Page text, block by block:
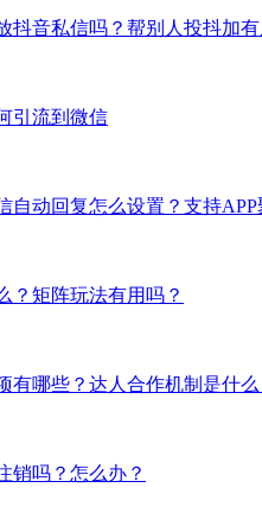
抖音私信吗？帮别人投抖加有
引流到微信
自动回复怎么设置？支持APP
？矩阵玩法有用吗？
有哪些？达人合作机制是什么
销吗？怎么办？